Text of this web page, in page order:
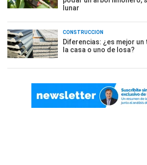
lunar
CONSTRUCCIÓN
Diferencias: ¿es mejor
la casa o uno de losa?